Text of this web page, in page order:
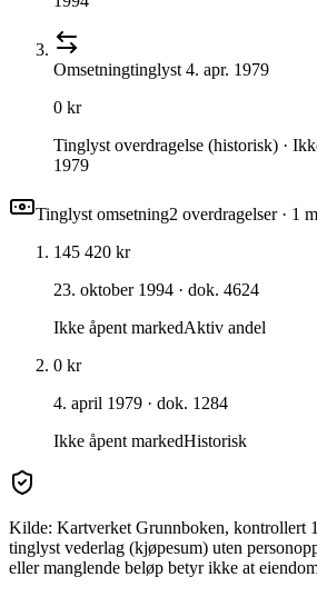
Omsetningtinglyst 4. apr. 1979
0 kr
Tinglyst overdragelse (historisk) ·
1979
Tinglyst omsetning2 overdragelser· 1
145 420 kr
23. oktober 1994 · dok. 4624
Ikke åpent markedAktiv andel
0 kr
4. april 1979 · dok. 1284
Ikke åpent markedHistorisk
Kilde: Kartverket Grunnboken, kontrollert
tinglyst vederlag (kjøpesum) uten
eller manglende beløp betyr ikke at